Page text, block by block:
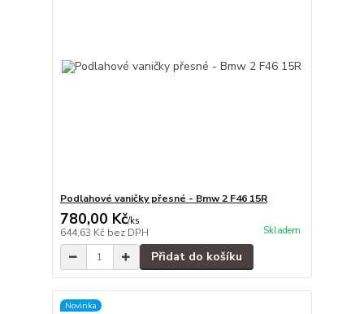
Podlahové vaničky přesné - Bmw 2 F46 15R
780,00 Kč/ks
644,63 Kč bez DPH Skladem
Přidat do košíku
Novinka